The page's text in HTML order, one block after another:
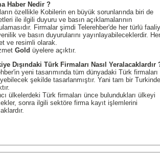
Haber Nedir ?
özellikle Kobilerin en büyük sorunlarında biri de
ile ilgili duyuru ve basın açıklamalarının
Firmalar şimdi Telerehber'de her türlü
ve basın duyurularını yayınlayabileceklerdir.
ve resimli olarak.
Gold üyelere açıktır.
Dışındaki Türk Firmaları Nasıl Yeralacaklardır
yeni tasarımında tüm dünyadaki Türk firmaları
şekilde tasarlanmıştır. Yani tam bir
ülkelerdeki Türk firmaları ünce bulundukları ülkeyi
sonra ilgili sektöre firma kayıt işlemlerini